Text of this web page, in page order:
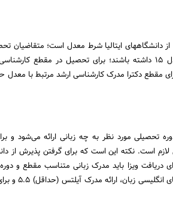
دانشگاههای ایتالیا شرط معدل است؛ متقاضیان
مدرک پیش‌دانشگاهی با حداقل معدل 15 داشته باشند؛ برای تحصیل در
تحصیلی مورد نظر به چه زبانی ارائه می‌شود و
است. نکته این است که برای گرفتن پذیرش از
دریافت ویزا باید مدرک زبانی متناسب مقطع و
کرد؛ در مقطع